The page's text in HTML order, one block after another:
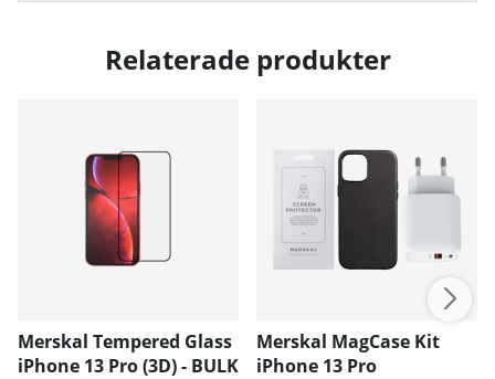
Relaterade produkter
Merskal Tempered Glass
iPhone 13 Pro (3D) - BULK
Merskal MagCase Kit
iPhone 13 Pro